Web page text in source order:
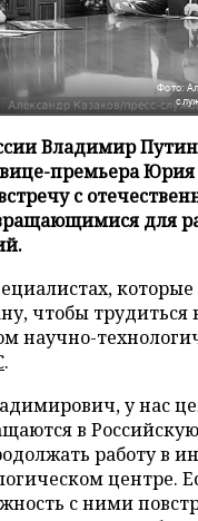
Фото:
Владимир
премьера Юрия
с
для
чтобы трудиться
научно-
.
у нас
в
работу в
центре.
с ними